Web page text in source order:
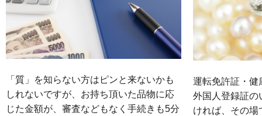
「質」を知らない方はピンと来ないかも
しれないですが、お持ち頂いた品物に応
じた金額が、審査などもなく手続きも5分
運転免許証・健
外国人登録証の
ければ、その場